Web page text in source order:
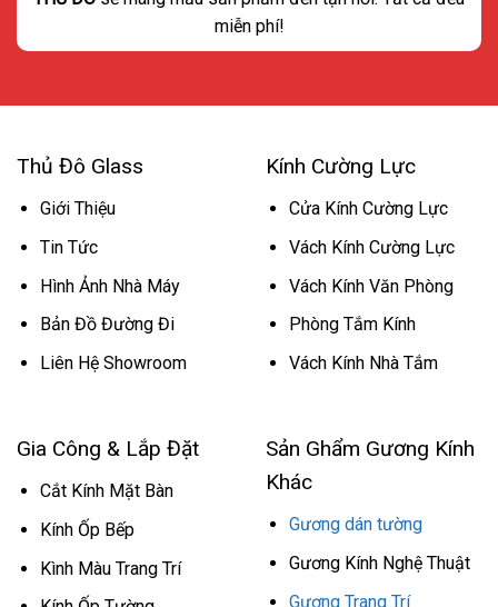
miễn phí!
Thủ Đô Glass
Giới Thiệu
Tin Tức
Hình Ảnh Nhà Máy
Bản Đồ Đường Đi
Liên Hệ Showroom
Kính Cường Lực
Cửa Kính Cường Lực
Vách Kính Cường Lực
Vách Kính Văn Phòng
Phòng Tắm Kính
Vách Kính Nhà Tắm
Gia Công & Lắp Đặt
Cắt Kính Mặt Bàn
Kính Ốp Bếp
Kình Màu Trang Trí
Sản Ghẩm Gương Kính
Khác
Gương dán tường
Gương Kính Nghệ Thuật
Gương Trang Trí